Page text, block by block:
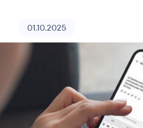
01.10.2025